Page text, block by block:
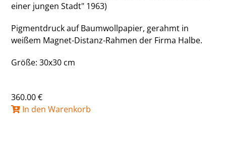
einer jungen Stadt" 1963)
Pigmentdruck auf Baumwollpapier, gerahmt in
weißem Magnet-Distanz-Rahmen der Firma Halbe.
Größe: 30x30 cm
360.00 €
In den Warenkorb